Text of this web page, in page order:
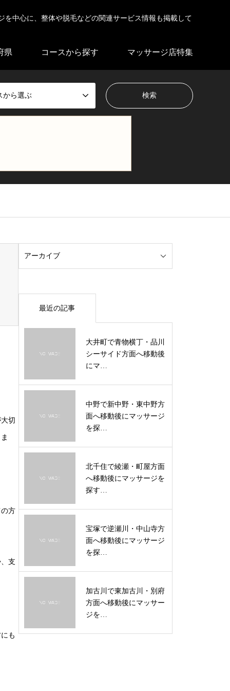
中心に、整体や脱毛などの関連サービス情報も掲載して
県 コースから探す マッサージ店特集
から選ぶ
切
方
支
も
最近の記事
大井町で青物横丁・品川
シーサイド方面へ移動後
にマ…
中野で新中野・東中野方
面へ移動後にマッサージ
を探…
北千住で綾瀬・町屋方面
へ移動後にマッサージを
探す…
宝塚で逆瀬川・中山寺方
面へ移動後にマッサージ
を探…
加古川で東加古川・別府
方面へ移動後にマッサー
ジを…